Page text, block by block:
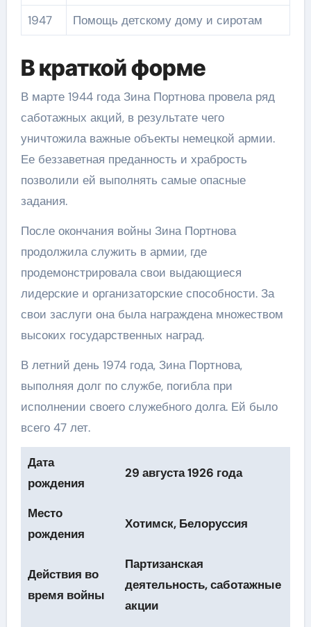
1947
Помощь детскому дому и сиротам
В краткой форме
В марте 1944 года Зина Портнова провела ряд
саботажных акций, в результате чего
уничтожила важные объекты немецкой армии.
Ее беззаветная преданность и храбрость
позволили ей выполнять самые опасные
задания.
После окончания войны Зина Портнова
продолжила служить в армии, где
продемонстрировала свои выдающиеся
лидерские и организаторские способности. За
свои заслуги она была награждена множеством
высоких государственных наград.
В летний день 1974 года, Зина Портнова,
выполняя долг по службе, погибла при
исполнении своего служебного долга. Ей было
всего 47 лет.
Дата
рождения
29 августа 1926 года
Место
рождения
Хотимск, Белоруссия
Действия во
время войны
Партизанская
деятельность, саботажные
акции